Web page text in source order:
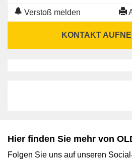
Verstoß melden
KONTAKT
Hier finden Sie mehr von
Folgen Sie uns auf unseren